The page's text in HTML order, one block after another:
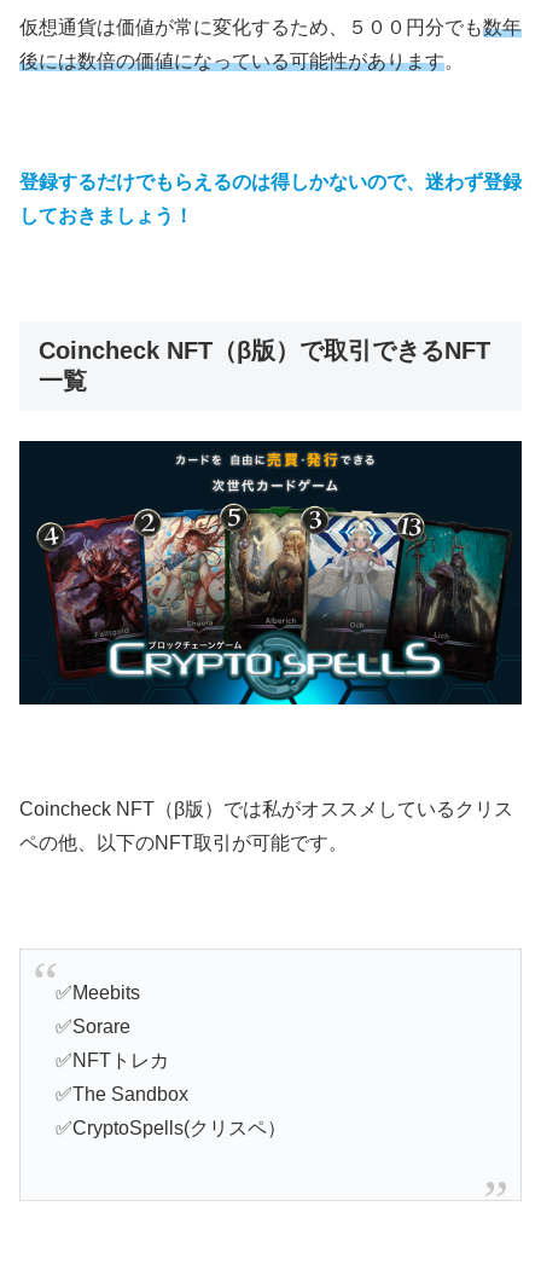
仮想通貨は価値が常に変化するため、５００円分でも数年
後には数倍の価値になっている可能性があります。
登録するだけでもらえるのは得しかないので、迷わず登録
しておきましょう！
Coincheck NFT（β版）で取引できるNFT
一覧
Coincheck NFT（β版）では私がオススメしているクリス
ペの他、以下のNFT取引が可能です。
✅Meebits
✅Sorare
✅NFTトレカ
✅The Sandbox
✅CryptoSpells(クリスペ）